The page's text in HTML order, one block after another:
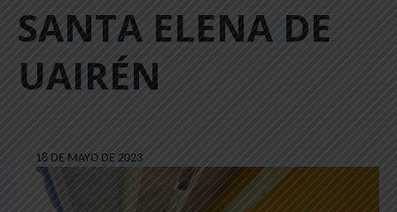
SANTA ELENA DE
UAIRÉN
18 DE MAYO DE 2023